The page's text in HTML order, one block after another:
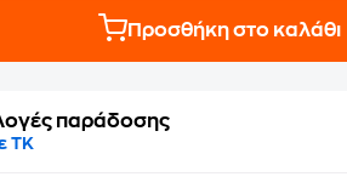
Προσθήκη στο καλάθι
παράδοσης
ΤΚ